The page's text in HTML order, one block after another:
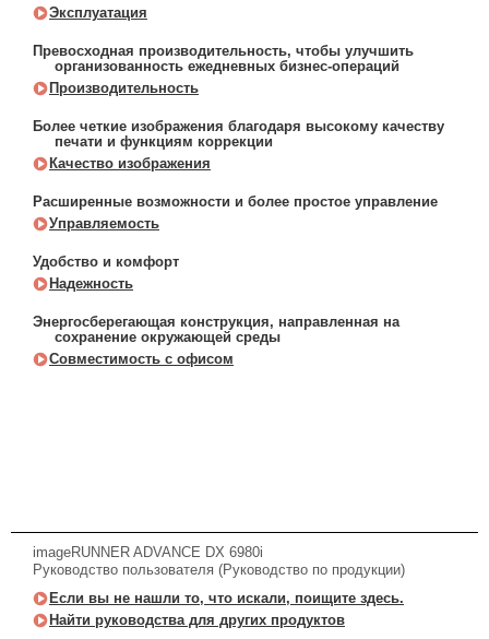
Эксплуатация
Превосходная производительность, чтобы улучшить
организованность ежедневных бизнес-операций
Производительность
Более четкие изображения благодаря высокому качеству
печати и функциям коррекции
Качество изображения
Расширенные возможности и более простое управление
Управляемость
Удобство и комфорт
Надежность
Энергосберегающая конструкция, направленная на
сохранение окружающей среды
Совместимость с офисом
imageRUNNER ADVANCE DX 6980i
Руководство пользователя (Руководство по продукции)
Если вы не нашли то, что искали, поищите здесь.
Найти руководства для других продуктов